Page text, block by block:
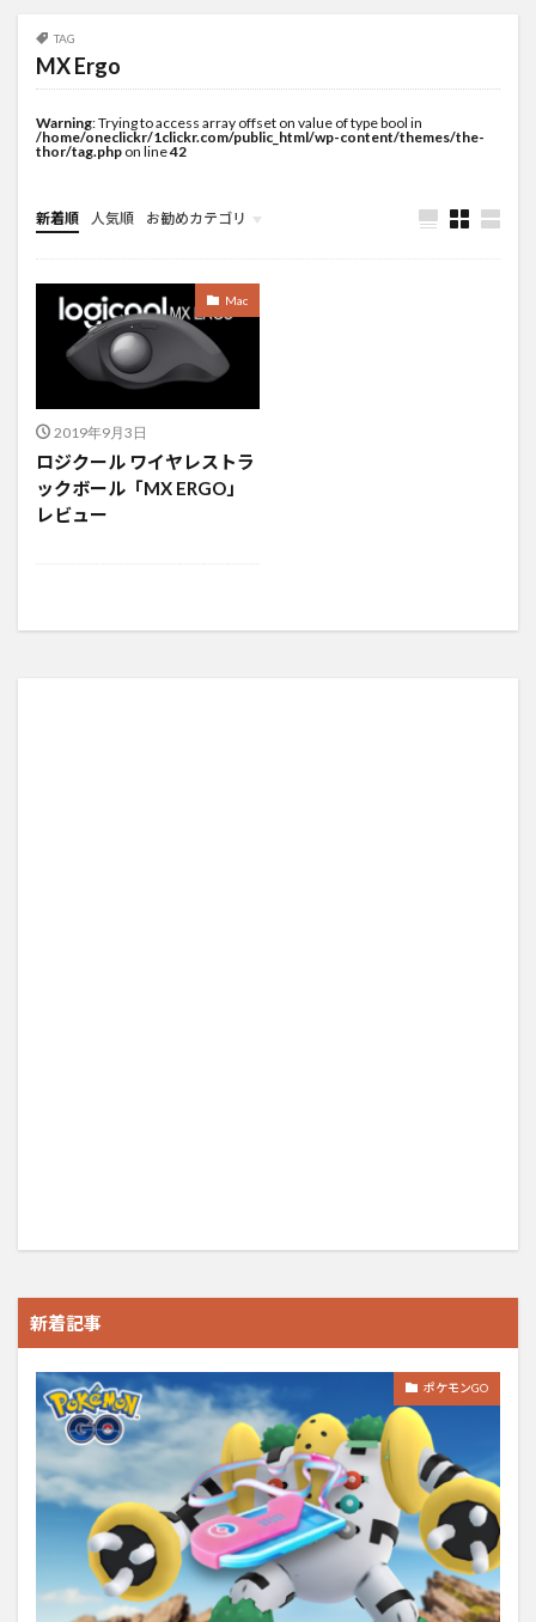
TAG
MX Ergo
Warning: Trying to access array offset on value of type bool in
/home/oneclickr/1clickr.com/public_html/wp-content/themes/the-
thor/tag.php on line42
新着順 人気順 お勧めカテゴリ
未分類
Mac
2019年9月3日
ロジクール ワイヤレストラ
ックボール「MX ERGO」
レビュー
新着記事
ポケモンGO